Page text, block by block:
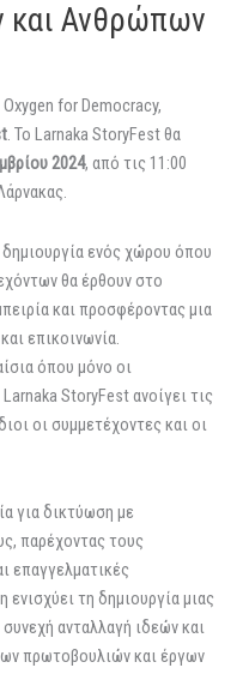
και Ανθρώπων
for Democracy,
. Το Larnaka StoryFest θα
2024, από τις 11:00
ενός χώρου όπου
θα έρθουν στο
και προσφέροντας μια
επικοινωνία.
όπου μόνο οι
StoryFest ανοίγει τις
οι συμμετέχοντες και οι
για δικτύωση με
παρέχοντας τους
επαγγελματικές
τη δημιουργία μιας
ανταλλαγή ιδεών και
πρωτοβουλιών και έργων